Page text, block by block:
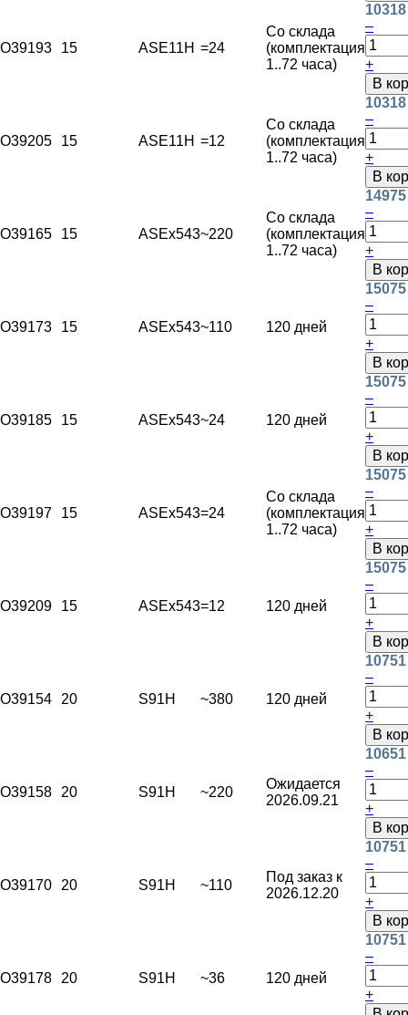
O39193 15 ASE11H =24
Со склада
(комплектация
1..72 часа)
–
+
В
O39205 15 ASE11H =12
Со склада
(комплектация
1..72 часа)
–
+
В
O39165 15 ASEx543~220
Со склада
(комплектация
1..72 часа)
–
+
В
O39173 15 ASEx543~110 120 дней
–
+
В
O39185 15 ASEx543~24 120 дней
–
+
В
O39197 15 ASEx543=24
Со склада
(комплектация
1..72 часа)
–
+
В
O39209 15 ASEx543=12 120 дней
–
+
В
O39154 20 S91H ~380 120 дней
–
+
В
O39158 20 S91H ~220
Ожидается
2026.09.21
–
+
В
O39170 20 S91H ~110
Под заказ к
2026.12.20
–
+
В
O39178 20 S91H ~36 120 дней
–
+